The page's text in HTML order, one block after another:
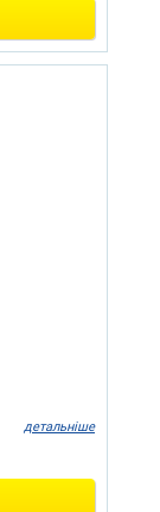
детальніше